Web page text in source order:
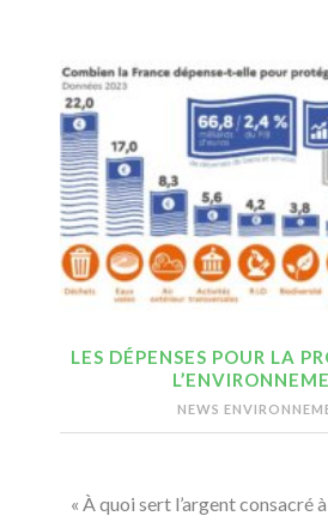
LES DÉPENSES POUR LA
NEWS
« À quoi sert l’argent consacré